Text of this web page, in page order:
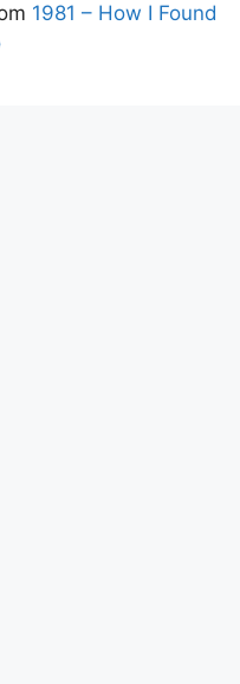
1981 – How I Found